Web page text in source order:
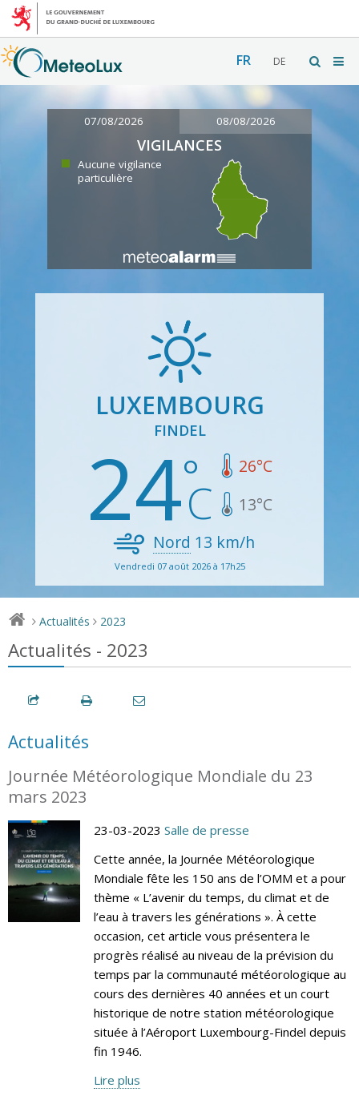
FR DE
07/08/2026 08/08/2026
VIGILANCES
Aucune vigilance
particulière
LUXEMBOURG
FINDEL
24 26°C
13°C
Nord 13 km/h
Vendredi 07 août 2026 à 17h25
> Actualités > 2023
Actualités - 2023
Actualités
Journée Météorologique Mondiale du 23
mars 2023
23-03-2023 Salle de presse
Cette année, la Journée Météorologique
Mondiale fête les 150 ans de l’OMM et a pour
thème « L’avenir du temps, du climat et de
l’eau à travers les générations ». À cette
occasion, cet article vous présentera le
progrès réalisé au niveau de la prévision du
temps par la communauté météorologique au
cours des dernières 40 années et un court
historique de notre station météorologique
située à l’Aéroport Luxembourg-Findel depuis
fin 1946.
Lire plus